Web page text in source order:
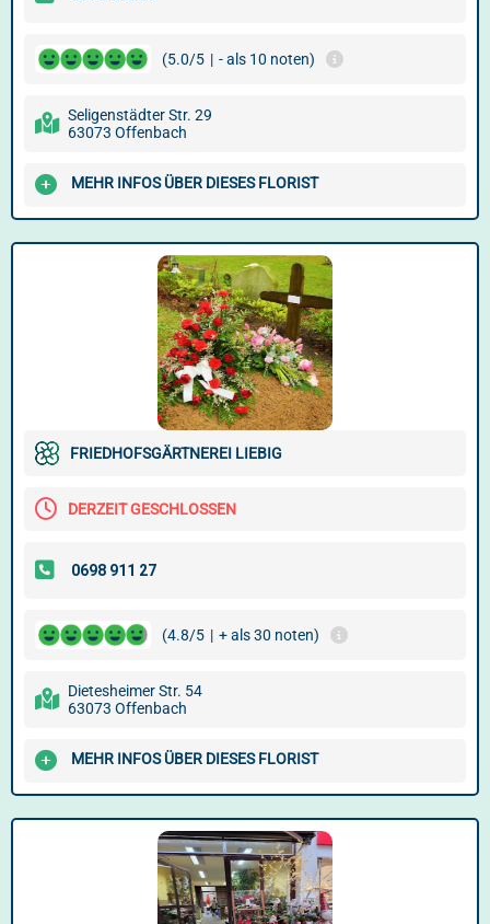
(5.0/5 | - als 10 noten)
Seligenstädter Str. 29
63073 Offenbach
MEHR INFOS ÜBER DIESES FLORIST
FRIEDHOFSGÄRTNEREI LIEBIG
DERZEIT GESCHLOSSEN
(4.8/5 | + als 30 noten)
Dietesheimer Str. 54
63073 Offenbach
MEHR INFOS ÜBER DIESES FLORIST